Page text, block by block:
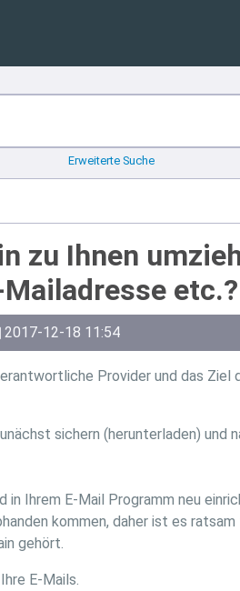
Erweiterte Suche
zu Ihnen
etc.?
2017-12-18 11:54
Provider und das Ziel
sichern (herunterladen) und
Ihrem E-Mail Programm neu
kommen, daher ist es
gehört.
E-Mails.